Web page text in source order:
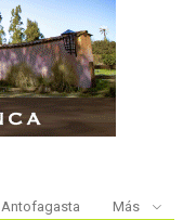
Antofagasta Más